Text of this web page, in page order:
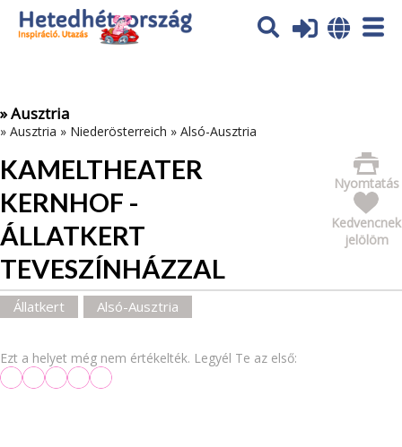
Az oldal sütiket (cookies) használ. További tájékoztatás itt:
Adatvédelmi tájékoztató
» Ausztria
» Ausztria » Niederösterreich » Alsó-Ausztria
KAMELTHEATER
KERNHOF -
ÁLLATKERT
TEVESZÍNHÁZZAL
Nyomtatás
Kedvencnek
jelölöm
Állatkert Alsó-Ausztria
Ezt a helyet még nem értékelték. Legyél Te az első: